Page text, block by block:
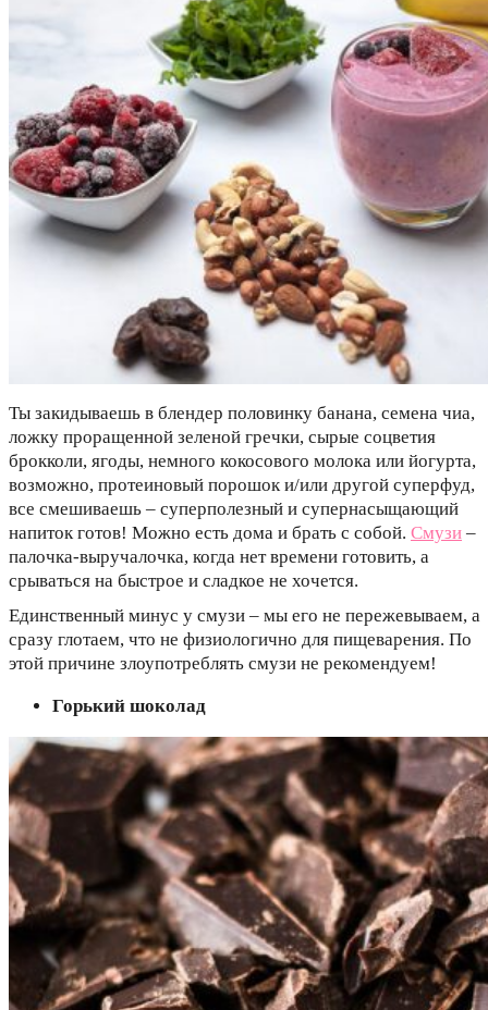
Ты закидываешь в блендер половинку банана, семена чиа,
ложку проращенной зеленой гречки, сырые соцветия
брокколи, ягоды, немного кокосового молока или йогурта,
возможно, протеиновый порошок и/или другой суперфуд,
все смешиваешь – суперполезный и супернасыщающий
напиток готов! Можно есть дома и брать с собой. Смузи –
палочка-выручалочка, когда нет времени готовить, а
срываться на быстрое и сладкое не хочется.
Единственный минус у смузи – мы его не пережевываем, а
сразу глотаем, что не физиологично для пищеварения. По
этой причине злоупотреблять смузи не рекомендуем!
Горький шоколад